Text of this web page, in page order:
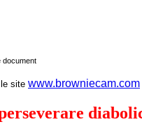
document
site www.browniecam.com